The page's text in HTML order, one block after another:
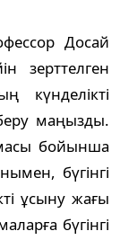
Досай
зерттелген
күнделікті
маңызды.
бойынша
бүгінгі
ұсыну жағы
бүгінгі